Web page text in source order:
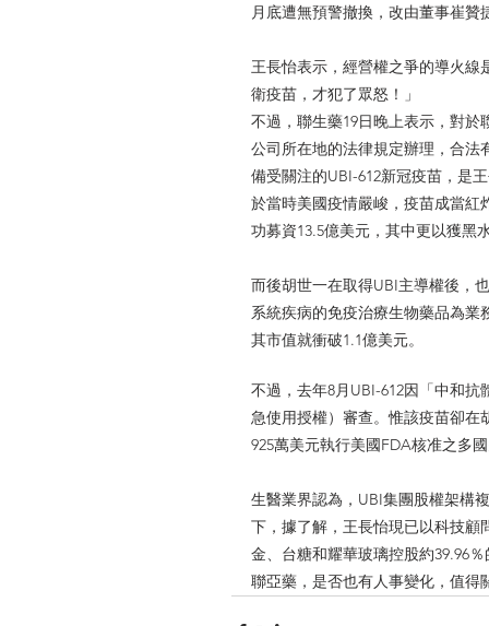
月底遭無預警撤換，改由董事崔贊
王長怡表示，經營權之爭的導火線
衛疫苗，才犯了眾怒！」
不過，聯生藥19日晚上表示，對
公司所在地的法律規定辦理，合法
備受關注的UBI-612新冠疫苗，是
於當時美國疫情嚴峻，疫苗成當紅
功募資13.5億美元，其中更以獲黑
而後胡世一在取得UBI主導權後，
系統疾病的免疫治療生物藥品為業
其市值就衝破1.1億美元。
不過，去年8月UBI-612因「中和
急使用授權）審查。惟該疫苗卻在
925萬美元執行美國FDA核准之多
生醫業界認為，UBI集團股權架構
下，據了解，王長怡現已以科技顧
金、台糖和耀華玻璃控股約39.96
聯亞藥，是否也有人事變化，值得